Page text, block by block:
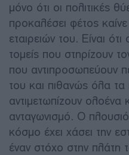
μόνο ότι οι πολιτικές
προκαλέσει φέτος
εταιρειών του. Είναι ότι
τομείς που στηρίζουν
που αντιπροσωπεύουν
του και πιθανώς όλα
αντιμετωπίζουν ολοένα
ανταγωνισμό. Ο
κόσμο έχει χάσει την
έναν στόχο στην πλάτη